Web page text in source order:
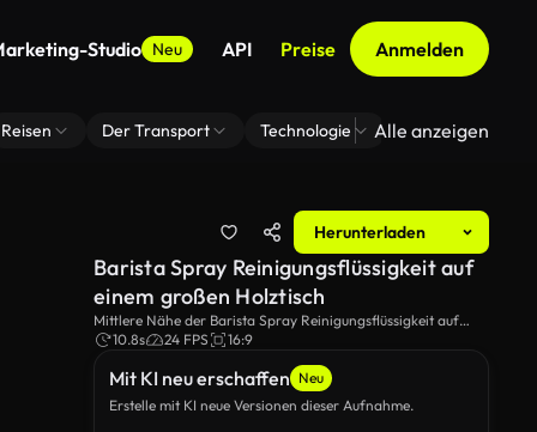
Studio Neu API Preise Anmelden
Reisen Der Transport Technologie Zoom Virtuelle
Alle anzeigen
Herunterladen
Mit KI neu erschaffen Neu
Erstelle mit KI neue Versionen dieser Aufnahme.
Barista Spray Reinigungsflüssigkeit auf
einem großen Holztisch
Mittlere Nähe der Barista Spray Reinigungsflüssigkeit auf
einem großen Holztisch und wischen Sie es mit einem Duster.
10.8s 24 FPS 16:9